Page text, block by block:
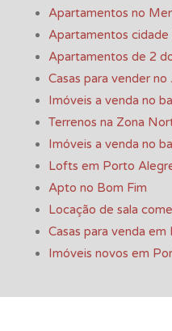
Apartamentos no
Apartamentos cidade
Apartamentos de 2
Casas para vender no
Imóveis a venda no
Terrenos na Zona
Imóveis a venda no
Lofts em Porto
Apto no Bom Fim
Locação de sala
Casas para venda em
Imóveis novos em